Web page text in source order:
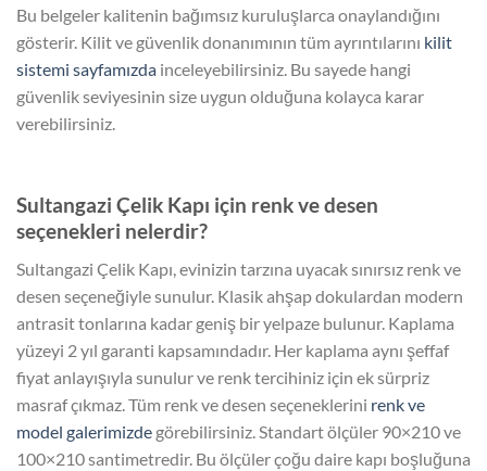
Bu belgeler kalitenin bağımsız kuruluşlarca onaylandığını
gösterir. Kilit ve güvenlik donanımının tüm ayrıntılarını kilit
sistemi sayfamızda inceleyebilirsiniz. Bu sayede hangi
güvenlik seviyesinin size uygun olduğuna kolayca karar
verebilirsiniz.
Sultangazi Çelik Kapı için renk ve desen
seçenekleri nelerdir?
Sultangazi Çelik Kapı, evinizin tarzına uyacak sınırsız renk ve
desen seçeneğiyle sunulur. Klasik ahşap dokulardan modern
antrasit tonlarına kadar geniş bir yelpaze bulunur. Kaplama
yüzeyi 2 yıl garanti kapsamındadır. Her kaplama aynı şeffaf
fiyat anlayışıyla sunulur ve renk tercihiniz için ek sürpriz
masraf çıkmaz. Tüm renk ve desen seçeneklerini renk ve
model galerimizde görebilirsiniz. Standart ölçüler 90×210 ve
100×210 santimetredir. Bu ölçüler çoğu daire kapı boşluğuna